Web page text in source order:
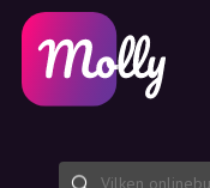
Hudvård
Hårvård
Dela rabattkod
Funktioner
Jobb
Om oss
Plattform
Molly till iPhone och
Molly till Android
SE
EN